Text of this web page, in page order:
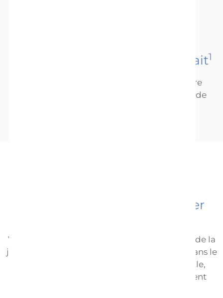
reconnaître l’odeur de votre lait1
L’odeur de votre lait maternel pousse votre
nourrisson à adopter des comportements de
Votre lait maternel peut aider
Vos taux d’hormones changent tout au long de la
journée. Il en va de même pour leur teneur dans le
lait que vous produisez. Le soir, par exemple,
celui-ci transmet des hormones qui facilitent